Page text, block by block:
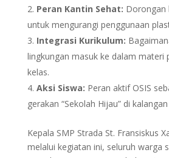
Peran Kantin Sehat: Dorongan
untuk mengurangi penggunaan
Integrasi Kurikulum:
lingkungan masuk ke dalam materi
kelas.
Aksi Siswa: Peran aktif OSIS
gerakan “Sekolah Hijau” di
Kepala SMP Strada St. Fransiskus
melalui kegiatan ini, seluruh warga